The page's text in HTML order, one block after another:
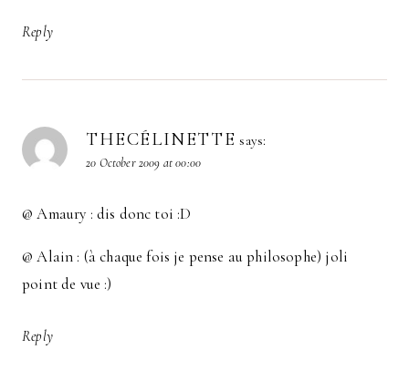
Reply
THECÉLINETTE says:
20 October 2009 at 00:00
@ Amaury : dis donc toi :D
@ Alain : (à chaque fois je pense au philosophe) joli
point de vue :)
Reply